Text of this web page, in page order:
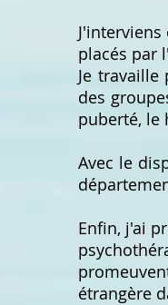
placés par
Je
des
puberté, le
Avec le
Enfin, j'ai
étrangère